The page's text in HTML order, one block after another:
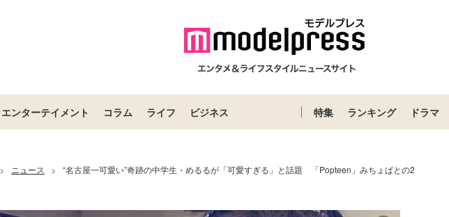
エンターテイメント コラム ライフ ビジネス 特集 ランキング ドラマ
> ニュース >
“名古屋一可愛い”奇跡の中学生・めるるが「可愛すぎる」と話題 「Popteen」みちょぱとの2